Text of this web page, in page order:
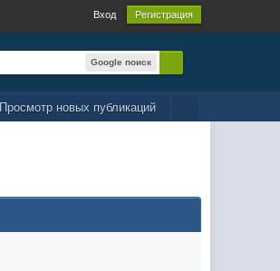
Вход Регистрация
Google поиск
Просмотр новых публикаций